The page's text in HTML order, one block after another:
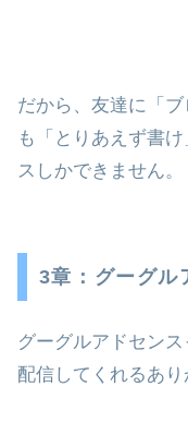
だから、友達に「
も「とりあえず書
スしかできません。
3章：グーグル
グーグルアドセン
配信してくれるあり